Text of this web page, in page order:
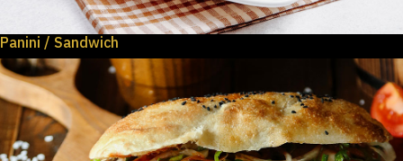
Panini / Sandwich